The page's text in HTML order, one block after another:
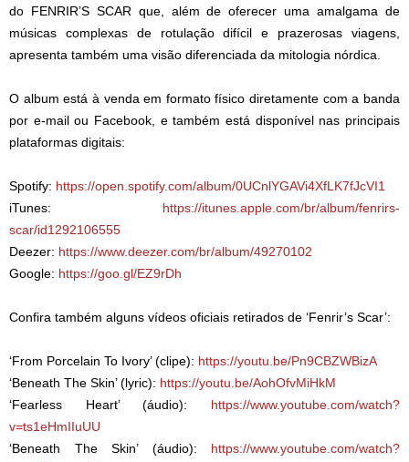
do FENRIR’S SCAR que, além de oferecer uma amalgama de
músicas complexas de rotulação difícil e prazerosas viagens,
apresenta também uma visão diferenciada da mitologia nórdica.
O album está à venda em formato físico diretamente com a banda
por e-mail ou Facebook, e também está disponível nas principais
plataformas digitais:
Spotify: https://open.spotify.com/album/0UCnlYGAVi4XfLK7fJcVI1
iTunes: https://itunes.apple.com/br/album/fenrirs-
scar/id1292106555
Deezer: https://www.deezer.com/br/album/49270102
Google: https://goo.gl/EZ9rDh
Confira também alguns vídeos oficiais retirados de ‘Fenrir’s Scar’:
‘From Porcelain To Ivory’ (clipe): https://youtu.be/Pn9CBZWBizA
‘Beneath The Skin’ (lyric): https://youtu.be/AohOfvMiHkM
‘Fearless Heart’ (áudio): https://www.youtube.com/watch?
v=ts1eHmIIuUU
‘Beneath The Skin’ (áudio): https://www.youtube.com/watch?